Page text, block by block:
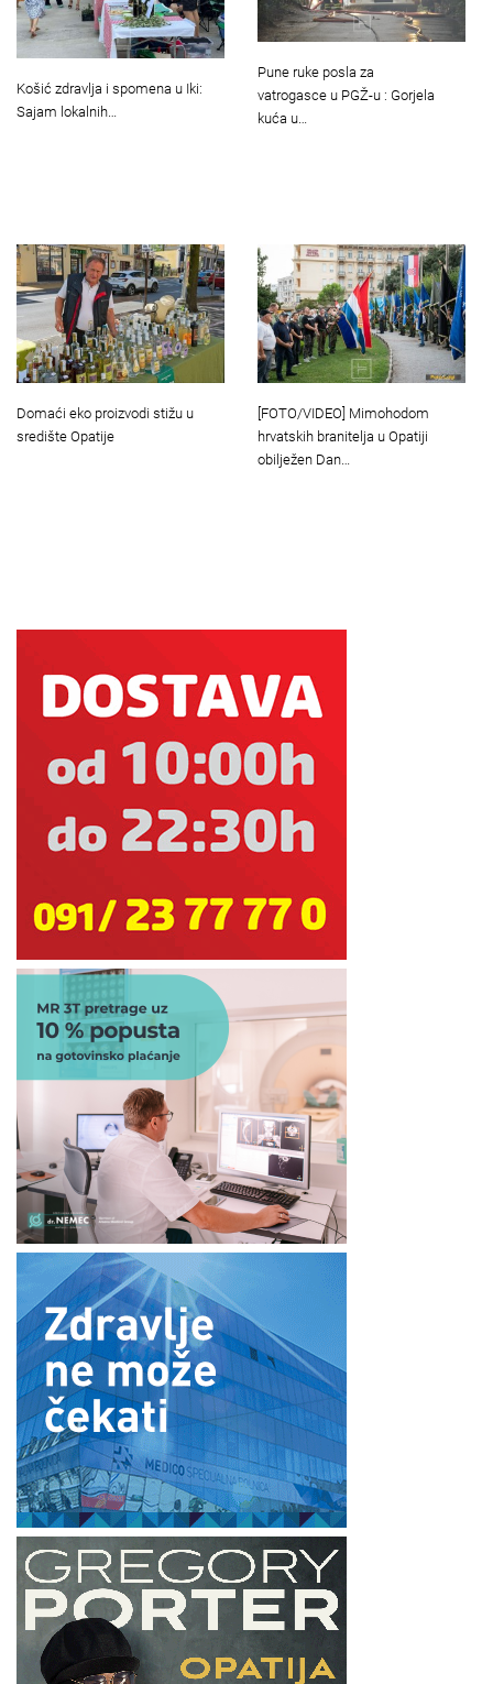
Košić zdravlja i spomena u Iki:
Sajam lokalnih…
Pune ruke posla za
vatrogasce u PGŽ-u : Gorjela
kuća u…
Domaći eko proizvodi stižu u
središte Opatije
[FOTO/VIDEO] Mimohodom
hrvatskih branitelja u Opatiji
obilježen Dan…